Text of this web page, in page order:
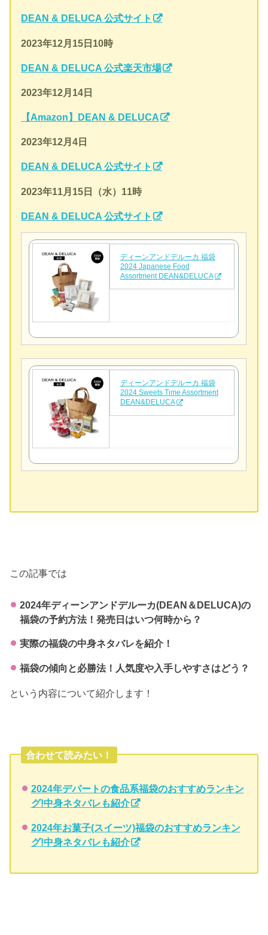
DEAN & DELUCA 公式サイト
2023年12月15日10時
DEAN & DELUCA 公式楽天市場
2023年12月14日
【Amazon】DEAN & DELUCA
2023年12月4日
DEAN & DELUCA 公式サイト
2023年11月15日（水）11時
DEAN & DELUCA 公式サイト
ディーンアンドデルーカ 福袋
2024 Japanese Food
Assortment DEAN&DELUCA
ディーンアンドデルーカ 福袋
2024 Sweets Time Assortment
DEAN&DELUCA
この記事では
2024年ディーンアンドデルーカ(DEAN＆DELUCA)の
福袋の予約方法！発売日はいつ何時から？
実際の福袋の中身ネタバレを紹介！
福袋の傾向と必勝法！人気度や入手しやすさはどう？
という内容について紹介します！
合わせて読みたい！
2024年デパートの食品系福袋のおすすめランキン
グ!中身ネタバレも紹介
2024年お菓子(スイーツ)福袋のおすすめランキン
グ!中身ネタバレも紹介